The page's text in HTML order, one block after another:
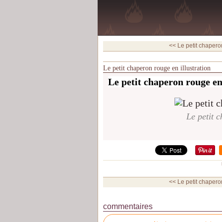
<< Le petit
Le petit chaperon rouge en illustration
Le petit chaperon rouge
Le petit
<< Le petit
commentaires